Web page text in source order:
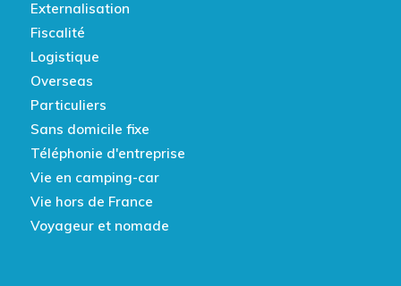
Externalisation
Fiscalité
Logistique
Overseas
Particuliers
Sans domicile fixe
Téléphonie d'entreprise
Vie en camping-car
Vie hors de France
Voyageur et nomade